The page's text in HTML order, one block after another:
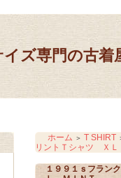
イズ専門の古
ホーム ＞ T SHIRT
リントＴシャツ Ｘ
１９９１ｓフラン